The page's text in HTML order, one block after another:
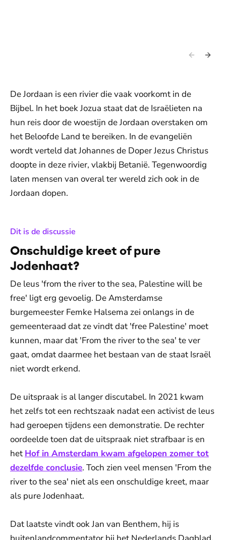
De Jordaan is een rivier die vaak voorkomt in de
Bijbel. In het boek Jozua staat dat de Israëlieten na
hun reis door de woestijn de Jordaan overstaken om
het Beloofde Land te bereiken. In de evangeliën
wordt verteld dat Johannes de Doper Jezus Christus
doopte in deze rivier, vlakbij Betanië. Tegenwoordig
laten mensen van overal ter wereld zich ook in de
Jordaan dopen.
Dit is de discussie
Onschuldige kreet of pure
Jodenhaat?
De leus 'from the river to the sea, Palestine will be
free' ligt erg gevoelig. De Amsterdamse
burgemeester Femke Halsema zei onlangs in de
gemeenteraad dat ze vindt dat 'free Palestine' moet
kunnen, maar dat 'From the river to the sea' te ver
gaat, omdat daarmee het bestaan van de staat Israël
niet wordt erkend.
De uitspraak is al langer discutabel. In 2021 kwam
het zelfs tot een rechtszaak nadat een activist de leus
had geroepen tijdens een demonstratie. De rechter
oordeelde toen dat de uitspraak niet strafbaar is en
het Hof in Amsterdam kwam afgelopen zomer tot
dezelfde conclusie. Toch zien veel mensen 'From the
river to the sea' niet als een onschuldige kreet, maar
als pure Jodenhaat.
Dat laatste vindt ook Jan van Benthem, hij is